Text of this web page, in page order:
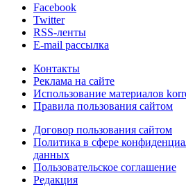
Facebook
Twitter
RSS-ленты
E-mail рассылка
Контакты
Реклама на сайте
Использование материалов
Правила пользования сайтом
Договор пользования сайтом
Политика в сфере
данных
Пользовательское соглашение
Редакция